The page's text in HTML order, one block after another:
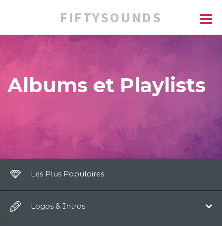
FIFTYSOUNDS
Albums et Playlists
Les Plus Populaires
Logos & Intros